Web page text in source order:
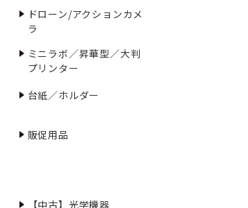
ドローン/アクションカメ
ラ
ミニラボ／昇華型／大判
プリンター
台紙／ホルダー
販促用品
【中古】光学機器